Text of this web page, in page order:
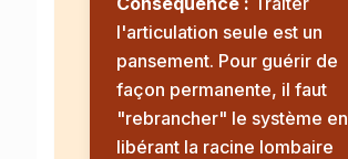
l'articulation seule est un
pansement. Pour guérir de
façon permanente, il faut
"rebrancher" le système en
libérant la racine lombaire